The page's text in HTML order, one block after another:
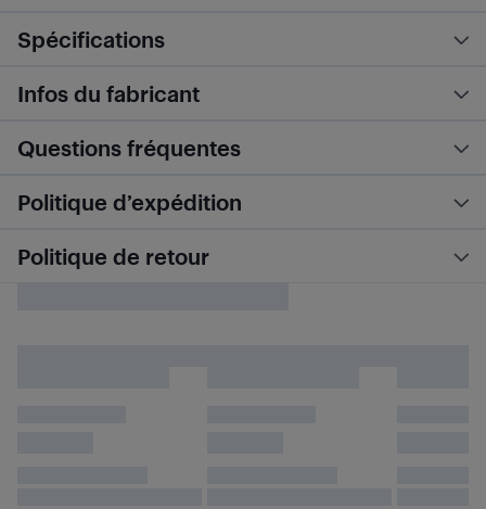
Spécifications
Infos du fabricant
Questions fréquentes
Politique d’expédition
Politique de retour